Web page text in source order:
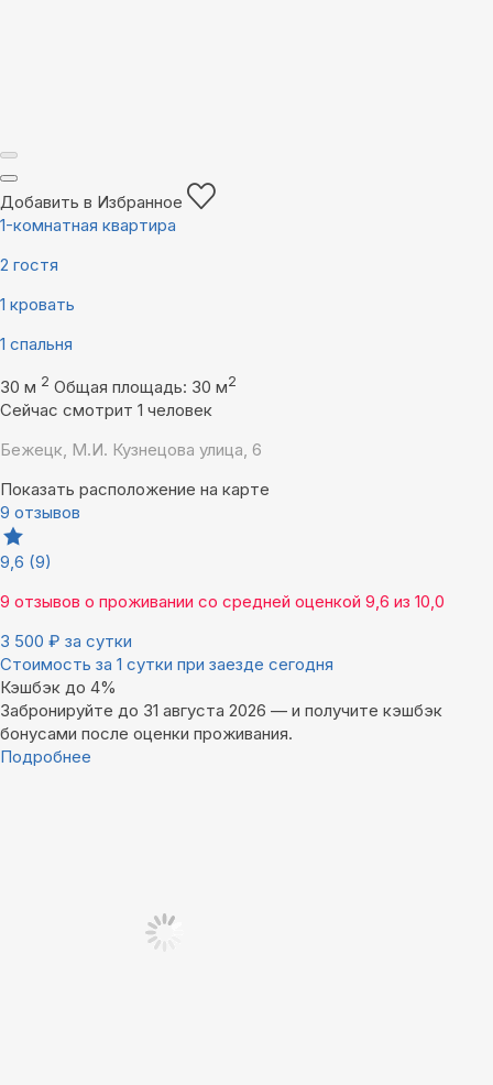
Добавить в Избранное
1-комнатная квартира
2 гостя
1 кровать
1 спальня
30 м 2 Общая площадь: 30 м2
Сейчас смотрит 1 человек
Бежецк, М.И. Кузнецова улица, 6
Показать расположение на карте
9 отзывов
9,6 (9)
9 отзывов о проживании со средней оценкой 9,6 из 10,0
3 500 ₽ за сутки
Стоимость за 1 сутки при заезде сегодня
Кэшбэк до 4%
Забронируйте до 31 августа 2026 — и получите кэшбэк
бонусами после оценки проживания.
Подробнее